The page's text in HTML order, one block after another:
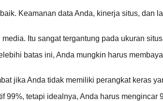
Keamanan data Anda, kinerja situs, dan
Itu sangat tergantung pada ukuran
batas ini, Anda mungkin harus
jika Anda tidak memiliki perangkat keras
tetapi idealnya, Anda harus mengincar